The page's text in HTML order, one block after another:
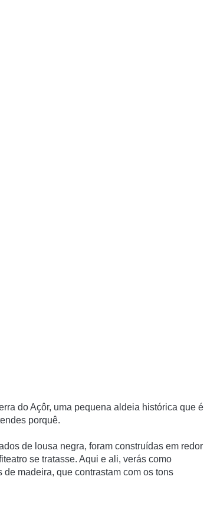
do Açôr, uma pequena aldeia histórica que é
porquê.
de lousa negra, foram construídas em redor
se tratasse. Aqui e ali, verás como
madeira, que contrastam com os tons